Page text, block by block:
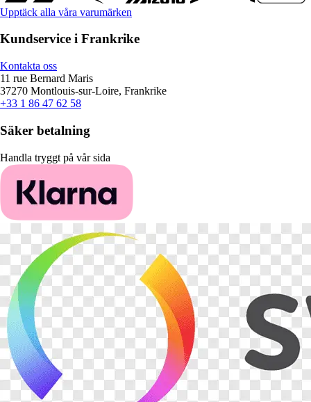
Upptäck alla våra varumärken
Kundservice i Frankrike
Kontakta oss
11 rue Bernard Maris
37270 Montlouis-sur-Loire, Frankrike
+33 1 86 47 62 58
Säker betalning
Handla tryggt på vår sida